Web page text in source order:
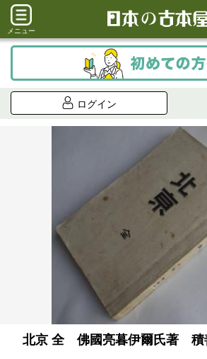
メニュー
ログイン
北京 全 佛國亮暮伊爾氏著